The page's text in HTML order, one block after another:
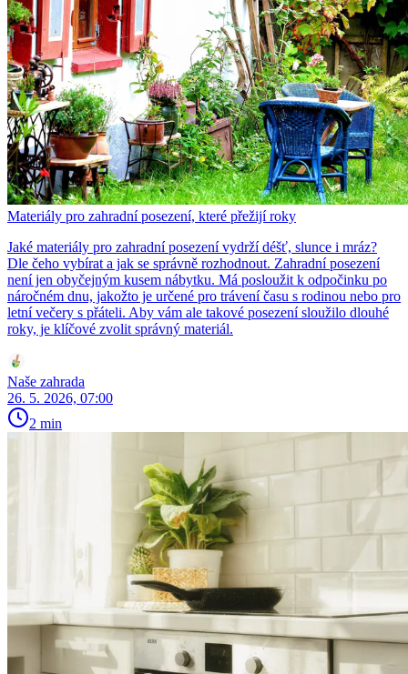
Materiály pro zahradní posezení, které přežijí roky
Jaké materiály pro zahradní posezení vydrží déšť, slunce i mráz?
Dle čeho vybírat a jak se správně rozhodnout. Zahradní posezení
není jen obyčejným kusem nábytku. Má posloužit k odpočinku po
náročném dnu, jakožto je určené pro trávení času s rodinou nebo pro
letní večery s přáteli. Aby vám ale takové posezení sloužilo dlouhé
roky, je klíčové zvolit správný materiál.
Naše zahrada
26. 5. 2026, 07:00
2 min